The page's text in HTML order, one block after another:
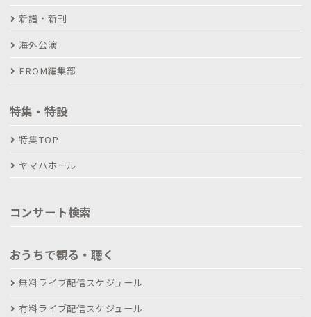
新譜・新刊
海外公演
FROM編集部
特集・特設
特集TOP
ヤマハホール
コンサート検索
おうちで観る・聴く
無料ライブ配信スケジュール
有料ライブ配信スケジュール